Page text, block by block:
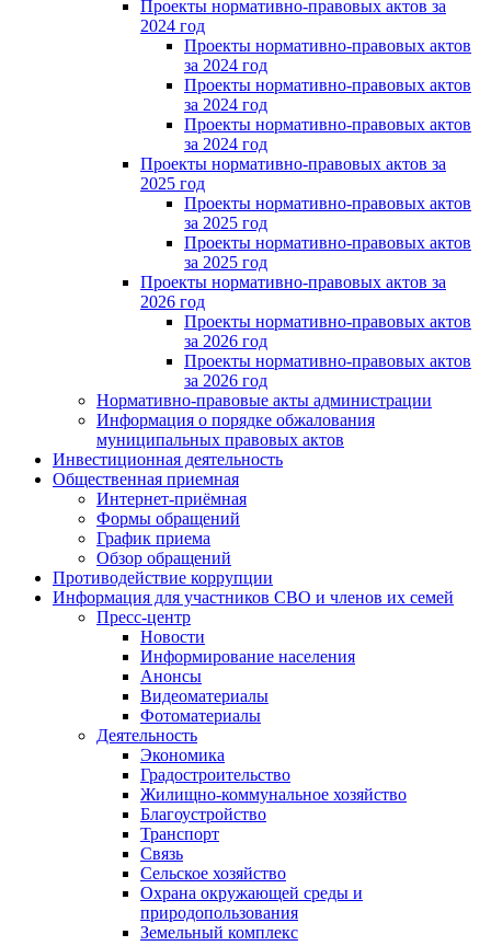
Проекты нормативно-правовых актов за
2024 год
Проекты нормативно-правовых актов
за 2024 год
Проекты нормативно-правовых актов
за 2024 год
Проекты нормативно-правовых актов
за 2024 год
Проекты нормативно-правовых актов за
2025 год
Проекты нормативно-правовых актов
за 2025 год
Проекты нормативно-правовых актов
за 2025 год
Проекты нормативно-правовых актов за
2026 год
Проекты нормативно-правовых актов
за 2026 год
Проекты нормативно-правовых актов
за 2026 год
Нормативно-правовые акты администрации
Информация о порядке обжалования
муниципальных правовых актов
Инвестиционная деятельность
Общественная приемная
Интернет-приёмная
Формы обращений
График приема
Обзор обращений
Противодействие коррупции
Информация для участников СВО и членов их семей
Пресс-центр
Новости
Информирование населения
Анонсы
Видеоматериалы
Фотоматериалы
Деятельность
Экономика
Градостроительство
Жилищно-коммунальное хозяйство
Благоустройство
Транспорт
Связь
Сельское хозяйство
Охрана окружающей среды и
природопользования
Земельный комплекс